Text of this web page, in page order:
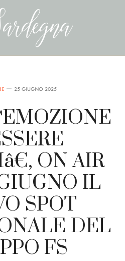
25 GIUGNO 2025
ON AIR
IL
SPOT
DEL
FS